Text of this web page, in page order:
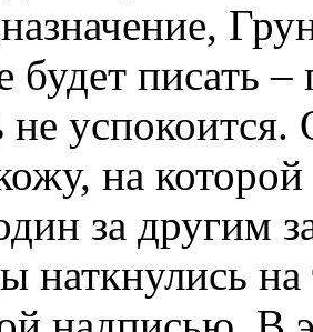
будет писать
не
на
за другим
наткнулись